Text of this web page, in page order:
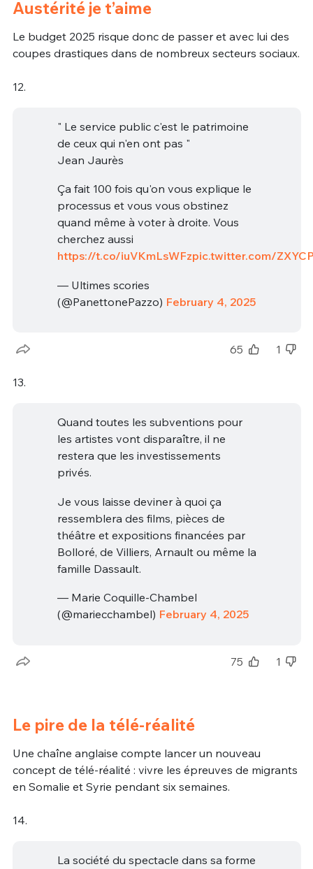
Austérité je t’aime
Le budget 2025 risque donc de passer et avec lui des
coupes drastiques dans de nombreux secteurs sociaux.
12.
" Le service public c'est le patrimoine
de ceux qui n'en ont pas "
Jean Jaurès
Ça fait 100 fois qu'on vous explique le
processus et vous vous obstinez
quand même à voter à droite. Vous
cherchez aussi
https://t.co/iuVKmLsWFzpic.twitter.com/
— Ultimes scories
(@PanettonePazzo) February 4, 2025
65 1
13.
Quand toutes les subventions pour
les artistes vont disparaître, il ne
restera que les investissements
privés.
Je vous laisse deviner à quoi ça
ressemblera des films, pièces de
théâtre et expositions financées par
Bolloré, de Villiers, Arnault ou même la
famille Dassault.
— Marie Coquille-Chambel
(@mariecchambel) February 4, 2025
75 1
Le pire de la télé-réalité
Une chaîne anglaise compte lancer un nouveau
concept de télé-réalité : vivre les épreuves de migrants
en Somalie et Syrie pendant six semaines.
14.
La société du spectacle dans sa forme